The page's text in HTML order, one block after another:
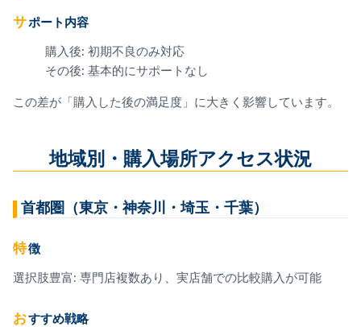
サポート内容
購入後: 初期不良のみ対応
その後: 基本的にサポートなし
この差が「購入した後の満足度」に大きく影響しています。
地域別・購入場所アクセス状況
首都圏（東京・神奈川・埼玉・千葉）
特徴
選択肢豊富: 専門店複数あり、実店舗での比較購入が可能
おすすめ戦略